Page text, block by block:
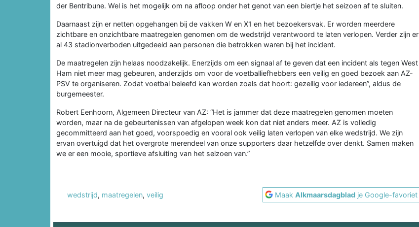
der Bentribune. Wel is het mogelijk om na afloop onder het genot van een biertje het seizoen af te sluiten.
Daarnaast zijn er netten opgehangen bij de vakken W en X1 en het bezoekersvak. Er worden meerdere
zichtbare en onzichtbare maatregelen genomen om de wedstrijd verantwoord te laten verlopen. Verder zijn er
al 43 stadionverboden uitgedeeld aan personen die betrokken waren bij het incident.
De maatregelen zijn helaas noodzakelijk. Enerzijds om een signaal af te geven dat een incident als tegen West
Ham niet meer mag gebeuren, anderzijds om voor de voetballiefhebbers een veilig en goed bezoek aan AZ-
PSV te organiseren. Zodat voetbal beleefd kan worden zoals dat hoort: gezellig voor iedereen”, aldus de
burgemeester.
Robert Eenhoorn, Algemeen Directeur van AZ: “Het is jammer dat deze maatregelen genomen moeten
worden, maar na de gebeurtenissen van afgelopen week kon dat niet anders meer. AZ is volledig
gecommitteerd aan het goed, voorspoedig en vooral ook veilig laten verlopen van elke wedstrijd. We zijn
ervan overtuigd dat het overgrote merendeel van onze supporters daar hetzelfde over denkt. Samen maken
we er een mooie, sportieve afsluiting van het seizoen van.”
wedstrijd, maatregelen, veilig MaakAlkmaarsdagblad je Google-favoriet